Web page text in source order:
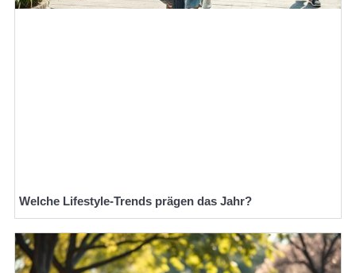
Welche Lifestyle-Trends prägen das Jahr?